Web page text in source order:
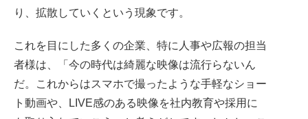
り、拡散していくという現象です。
これを目にした多くの企業、特に人事や広報の担当
者様は、「今の時代は綺麗な映像は流行らないん
だ。これからはスマホで撮ったような手軽なショー
ト動画や、LIVE感のある映像を社内教育や採用に